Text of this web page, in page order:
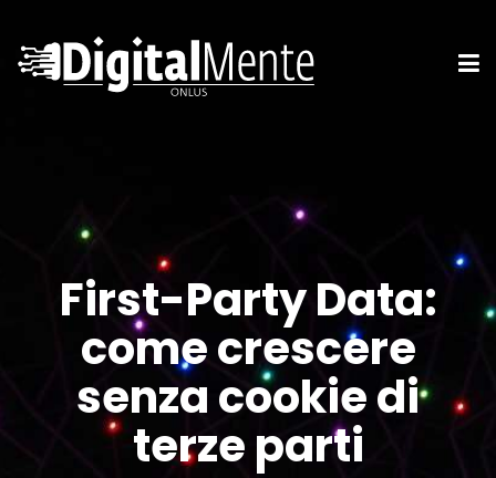
First-Party Data:
come crescere
senza cookie di
terze parti